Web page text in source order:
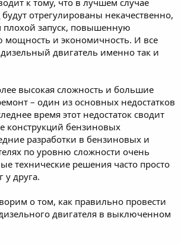
отрегулированы некачественно,
плохой запуск, повышенную
мощность и экономичность. И все
двигатель именно так и
высокая сложность и большие
– один из основных недостатков
время этот недостаток сводит
конструкций бензиновых
разработки в бензиновых и
по уровню сложности очень
технические решения часто просто
у друга.
о том, как правильно провести
двигателя в выключенном